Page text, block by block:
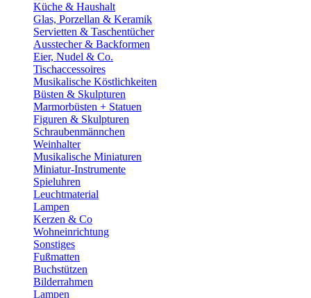
Küche & Haushalt
Glas, Porzellan & Keramik
Servietten & Taschentücher
Ausstecher & Backformen
Eier, Nudel & Co.
Tischaccessoires
Musikalische Köstlichkeiten
Büsten & Skulpturen
Marmorbüsten + Statuen
Figuren & Skulpturen
Schraubenmännchen
Weinhalter
Musikalische Miniaturen
Miniatur-Instrumente
Spieluhren
Leuchtmaterial
Lampen
Kerzen & Co
Wohneinrichtung
Sonstiges
Fußmatten
Buchstützen
Bilderrahmen
Lampen